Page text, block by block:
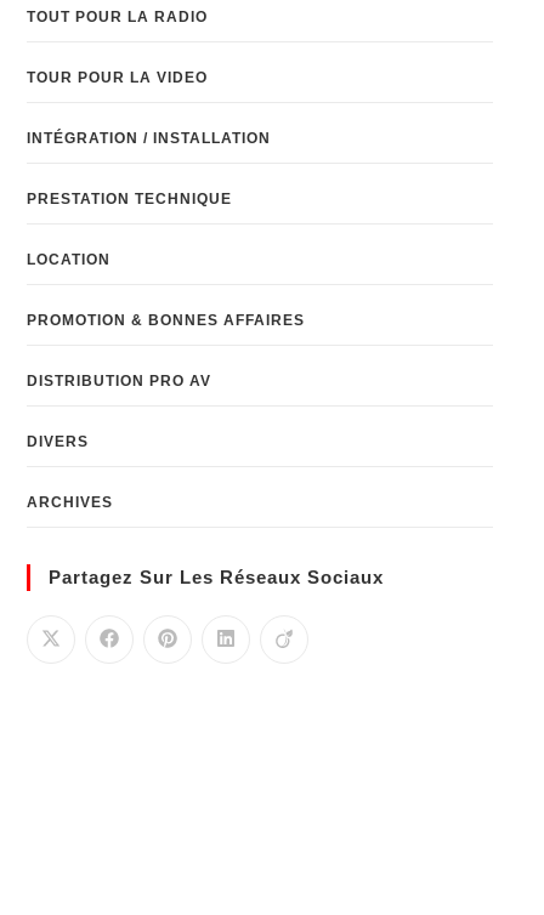
TOUT POUR LA RADIO
TOUR POUR LA VIDEO
INTÉGRATION / INSTALLATION
PRESTATION TECHNIQUE
LOCATION
PROMOTION & BONNES AFFAIRES
DISTRIBUTION PRO AV
DIVERS
ARCHIVES
Partagez Sur Les Réseaux Sociaux